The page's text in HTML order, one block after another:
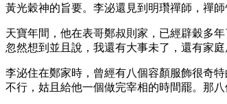
黃光穀神的旨要。李泌還見到明瓚禪師，禪
天寶年間，他在表哥鄭叔則家，已經辟穀多
忽然想到並且說，我還有大事未了，還有家
李泌住在鄭家時，曾經有八個容顏服飾很奇
不行，姑且給他一個做完宰相的時間罷。那